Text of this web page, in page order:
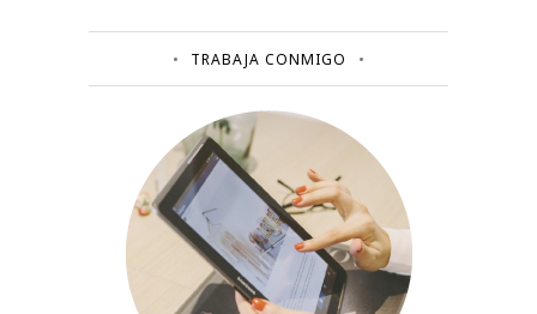
TRABAJA CONMIGO